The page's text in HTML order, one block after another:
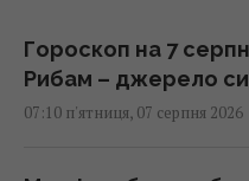
Гороскоп на 7
Рибам – джерело
07:10 п'ятниця, 07 серпня 2026